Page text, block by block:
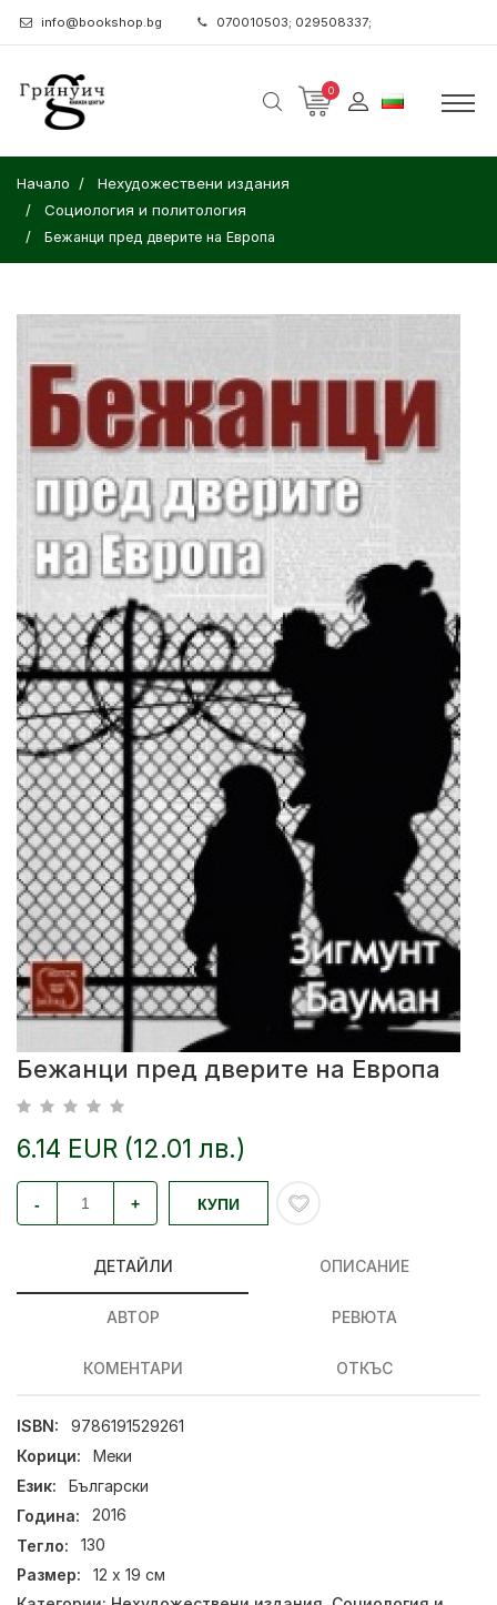
info@bookshop.bg 070010503; 029508337;
0
Начало
Нехудожествени издания
Социология и политология
Бежанци пред дверите на Европа
Бежанци пред дверите на Европа
6.14 EUR (12.01 лв.)
- + КУПИ
ДЕТАЙЛИ ОПИСАНИЕ
АВТОР РЕВЮТА
КОМЕНТАРИ ОТКЪС
ISBN:
9786191529261
Корици:
Меки
Език:
Български
Година:
2016
Тегло:
130
Размер:
12 x 19 см